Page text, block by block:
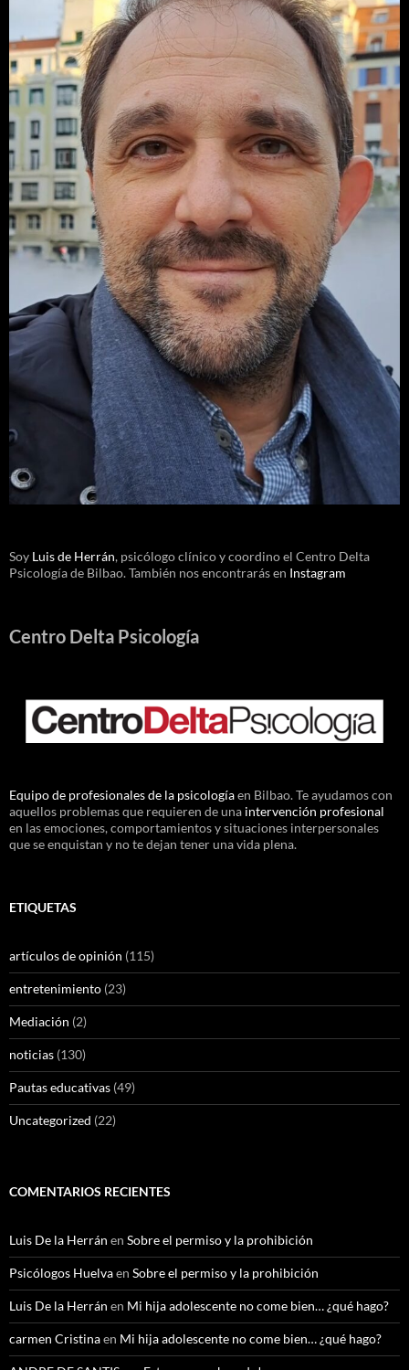
Soy Luis de Herrán, psicólogo clínico y coordino el Centro Delta
Psicología de Bilbao. También nos encontrarás en Instagram
Centro Delta Psicología
Equipo de profesionales de la psicologíaen Bilbao. Te ayudamos con
aquellos problemas que requieren de una intervención profesional
en las emociones, comportamientos y situaciones interpersonales
que se enquistan y no te dejan tener una vida plena.
ETIQUETAS
artículos de opinión (115)
entretenimiento (23)
Mediación (2)
noticias (130)
Pautas educativas (49)
Uncategorized (22)
COMENTARIOS RECIENTES
Luis De la Herrán en Sobre el permiso y la prohibición
Psicólogos Huelvaen Sobre el permiso y la prohibición
Luis De la Herrán en Mi hija adolescente no come bien… ¿qué hago?
carmen Cristinaen Mi hija adolescente no come bien… ¿qué hago?